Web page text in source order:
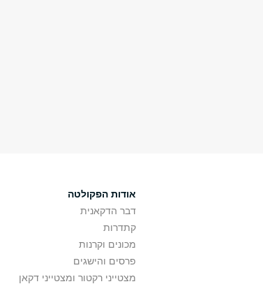
אודות הפקולטה
דבר הדקאנית
קתדרות
מכונים וקרנות
פרסים והישגים
מצטייני רקטור ומצטייני דקאן